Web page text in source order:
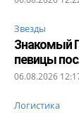
Звезды
Знакомый
певицы
06.08.2026
Логистика